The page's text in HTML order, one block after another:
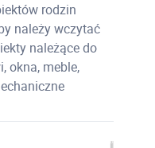
rodzin
należy wczytać
należące do
okna, meble,